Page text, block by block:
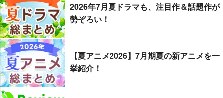
2026年7月夏ドラマも、注目作＆話題作が
勢ぞろい！
【夏アニメ2026】7月期夏の新アニメを一
挙紹介！